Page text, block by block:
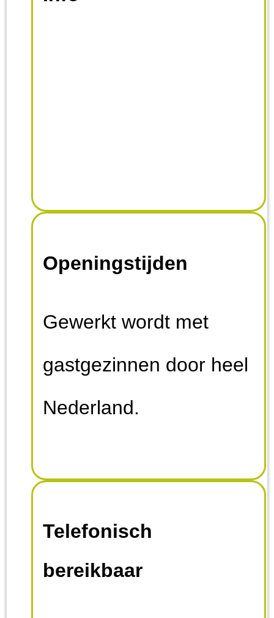
Openingstijden
Gewerkt wordt met
gastgezinnen door heel
Nederland.
Telefonisch
bereikbaar